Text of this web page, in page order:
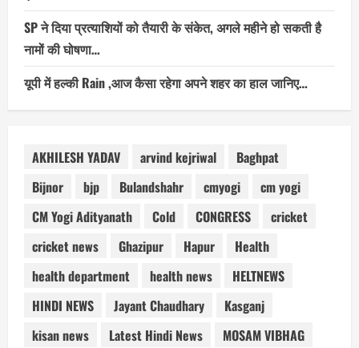
SP ने दिया प्रत्याशियों को तैयारी के संकेत, अगले महीने हो सकती है
नामों की घोषणा…
यूपी में हल्की Rain ,आज कैसा रहेगा अपने शहर का हाल जानिए…
AKHILESH YADAV arvind kejriwal
Baghpat
Bijnor
bjp Bulandshahr cmyogi
cm yogi
CM Yogi Adityanath
Cold CONGRESS
cricket
cricket news
Ghazipur Hapur
Health
health department
health news
HELTNEWS
HINDI NEWS
Jayant Chaudhary
Kasganj
kisan news
Latest Hindi News
MOSAM VIBHAG